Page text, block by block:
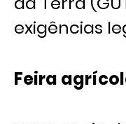
exigências
Feira